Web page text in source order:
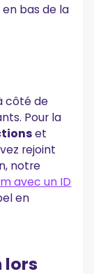
bas de la
côté de
Pour la
et
rejoint
notre
avec un ID
en
lors